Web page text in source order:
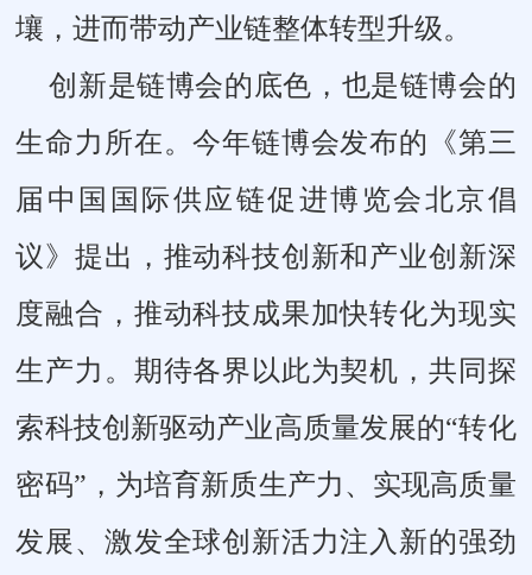
壤，进而带动产业链整体转型升级。
创新是链博会的底色，也是链博会的
生命力所在。今年链博会发布的《第三
届中国国际供应链促进博览会北京倡
议》提出，推动科技创新和产业创新深
度融合，推动科技成果加快转化为现实
生产力。期待各界以此为契机，共同探
索科技创新驱动产业高质量发展的“转化
密码”，为培育新质生产力、实现高质量
发展、激发全球创新活力注入新的强劲